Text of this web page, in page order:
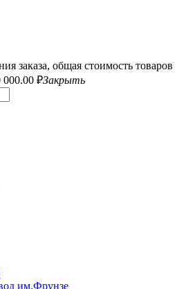
заказа, общая стоимость товаров
000.00 ₽Закрыть
им.Фрунзе